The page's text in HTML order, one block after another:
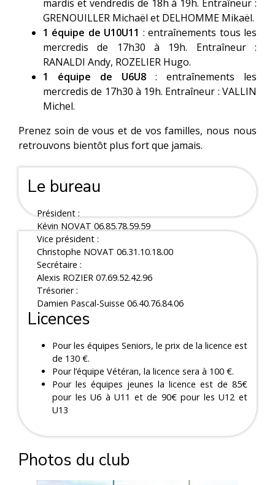
mardis et vendredis de 18h à 19h. Entraîneur :
GRENOUILLER Michaël et DELHOMME Mikaël.
1 équipe de U10U11 : entraînements tous les
mercredis de 17h30 à 19h. Entraîneur :
RANALDI Andy, ROZELIER Hugo.
1 équipe de U6U8 : entraînements les
mercredis de 17h30 à 19h. Entraîneur : VALLIN
Michel.
Prenez soin de vous et de vos familles, nous nous
retrouvons bientôt plus fort que jamais.
Le bureau
Président :
Kévin NOVAT 06.85.78.59.59
Vice président :
Christophe NOVAT 06.31.10.18.00
Secrétaire :
Alexis ROZIER 07.69.52.42.96
Trésorier :
Damien Pascal-Suisse 06.40.76.84.06
Licences
Pour les équipes Seniors, le prix de la licence est
de 130 €.
Pour l’équipe Vétéran, la licence sera à 100 €.
Pour les équipes jeunes la licence est de 85€
pour les U6 à U11 et de 90€ pour les U12 et
U13
Photos du club